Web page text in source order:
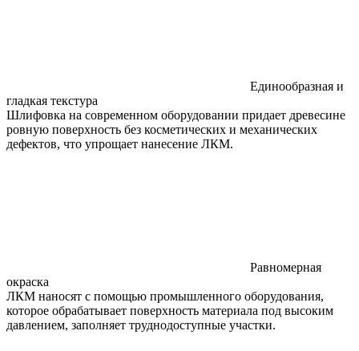
Единообразная и
гладкая текстура
Шлифовка на современном оборудовании придает древесине
ровную поверхность без косметических и механических
дефектов, что упрощает нанесение ЛКМ.
Равномерная
окраска
ЛКМ наносят с помощью промышленного оборудования,
которое обрабатывает поверхность материала под высоким
давлением, заполняет труднодоступные участки.